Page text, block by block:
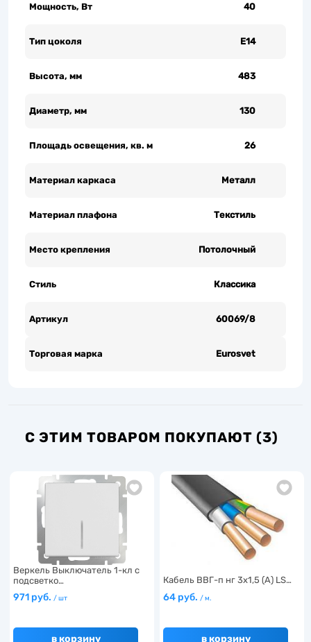
Мощность, Вт 40
Тип цоколя Е14
Высота, мм 483
Диаметр, мм 130
Площадь освещения, кв. м 26
Материал каркаса Металл
Материал плафона Текстиль
Место крепления Потолочный
Стиль Классика
Артикул 60069/8
Торговая марка Eurosvet
С ЭТИМ ТОВАРОМ ПОКУПАЮТ (3)
Веркель Выключатель 1-кл с
подсветко…
971 руб. / шт
в корзину
Кабель ВВГ-п нг 3х1,5 (А) LS…
64 руб. / м.
в корзину